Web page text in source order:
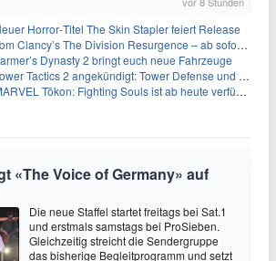
Horror‑Titel The Skin Stapler feiert Release
Clancy’s The Division Resurgence – ab sofort für euch verfügbar
Dynasty 2 bringt euch neue Fahrzeuge
Tactics 2 angekündigt: Tower Defense und Deckbuilding Kombo kehrt zurück
Tōkon: Fighting Souls ist ab heute verfügbar
«The Voice of Germany» auf
Die neue Staffel startet freitags bei Sat.1
und erstmals samstags bei ProSieben.
Gleichzeitig streicht die Sendergruppe
das bisherige Begleitprogramm und setzt